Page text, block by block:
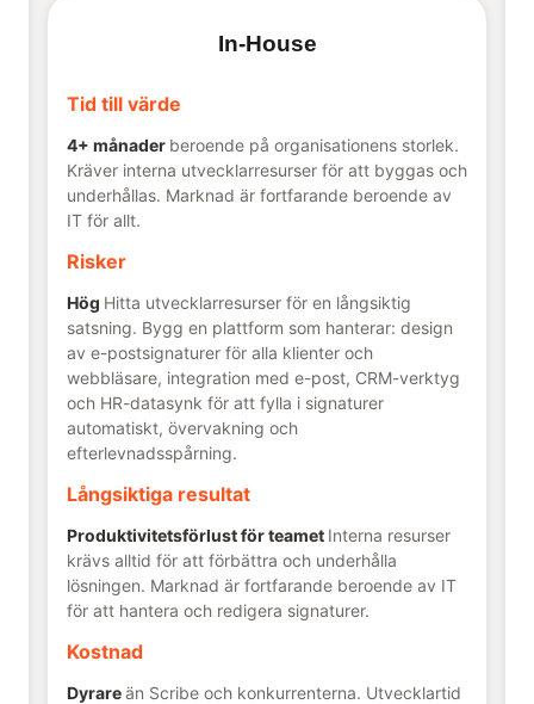
In-House
Tid till värde
4+ månader beroende på organisationens storlek.
Kräver interna utvecklarresurser för att byggas och
underhållas. Marknad är fortfarande beroende av
IT för allt.
Risker
Hög Hitta utvecklarresurser för en långsiktig
satsning. Bygg en plattform som hanterar: design
av e-postsignaturer för alla klienter och
webbläsare, integration med e-post, CRM-verktyg
och HR-datasynk för att fylla i signaturer
automatiskt, övervakning och
efterlevnadsspårning.
Långsiktiga resultat
Produktivitetsförlust för teamet Interna resurser
krävs alltid för att förbättra och underhålla
lösningen. Marknad är fortfarande beroende av IT
för att hantera och redigera signaturer.
Kostnad
Dyrareän Scribe och konkurrenterna. Utvecklartid